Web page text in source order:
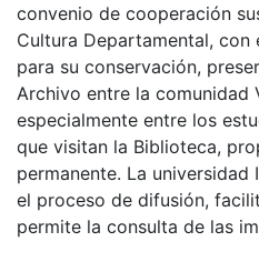
convenio de cooperación
Cultura Departamental, con
para su conservación,
Archivo entre la comunidad
especialmente entre los
que visitan la Biblioteca,
permanente. La
el proceso de difusión,
permite la consulta de las